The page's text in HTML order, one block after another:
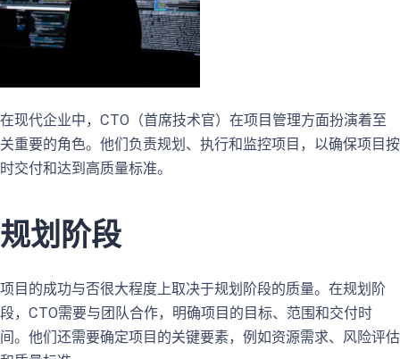
在现代企业中，CTO（首席技术官）在项目管理方面扮演着至
关重要的角色。他们负责规划、执行和监控项目，以确保项目按
时交付和达到高质量标准。
规划阶段
项目的成功与否很大程度上取决于规划阶段的质量。在规划阶
段，CTO需要与团队合作，明确项目的目标、范围和交付时
间。他们还需要确定项目的关键要素，例如资源需求、风险评估